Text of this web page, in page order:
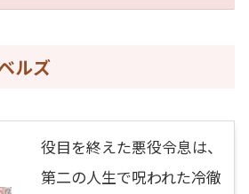
ルズ
役目を終えた悪役令息は、
第二の人生で呪われた冷徹